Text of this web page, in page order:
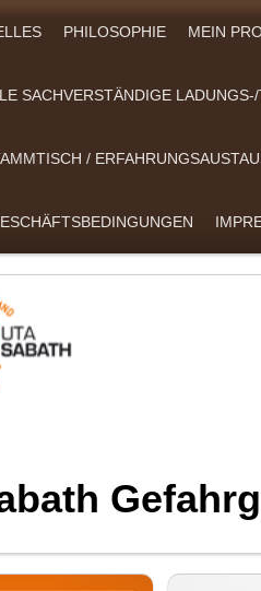
PHILOSOPHIE MEIN
SACHVERSTÄNDIGE
/